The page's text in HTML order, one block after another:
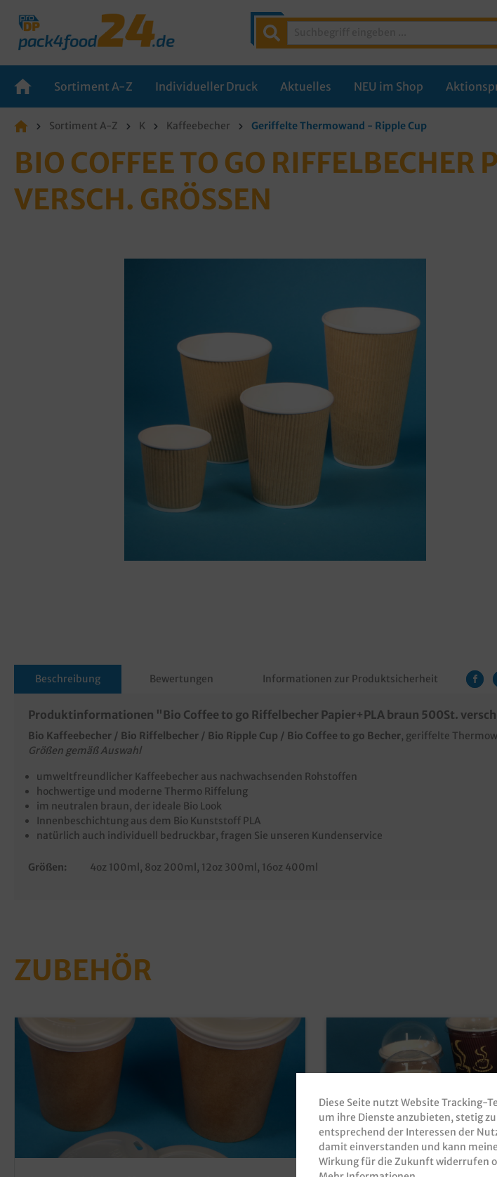
Sortiment A-Z Individueller Druck Aktuelles NEU im Shop
Sortiment A-Z K Kaffeebecher Geriffelte Thermowand - Ripple Cup
BIO COFFEE TO GO
VERSCH. GRÖSSEN
Beschreibung Bewertungen Informationen zur Produktsicherheit
Produktinformationen "Bio Coffee to go Riffelbecher Papier+PLA braun 500St.
Bio Kaffeebecher / Bio Riffelbecher / Bio Ripple Cup / Bio Coffee to go Becher , geriffelte
Größen gemäß Auswahl
umweltfreundlicher Kaffeebecher aus nachwachsenden Rohstoffen
hochwertige und moderne Thermo Riffelung
im neutralen braun, der ideale Bio Look
Innenbeschichtung aus dem Bio Kunststoff PLA
natürlich auch individuell bedruckbar, fragen Sie unseren Kundenservice
Größen: 4oz 100ml , 8oz 200ml , 12oz 300ml , 16oz 400ml
ZUBEHÖR
Diese Seite nutzt Website Tracking-
um ihre Dienste anzubieten, stetig
entsprechend der Interessen der
damit einverstanden und kann
Wirkung für die Zukunft widerrufen